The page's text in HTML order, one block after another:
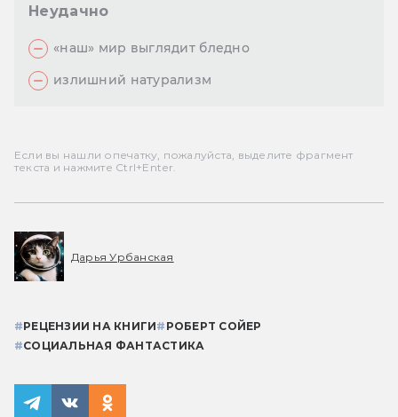
Неудачно
«наш» мир выглядит бледно
излишний натурализм
Если вы нашли опечатку, пожалуйста, выделите фрагмент
текста и нажмите Ctrl+Enter.
Дарья Урбанская
#РЕЦЕНЗИИ НА КНИГИ# РОБЕРТ СОЙЕР
#СОЦИАЛЬНАЯ ФАНТАСТИКА